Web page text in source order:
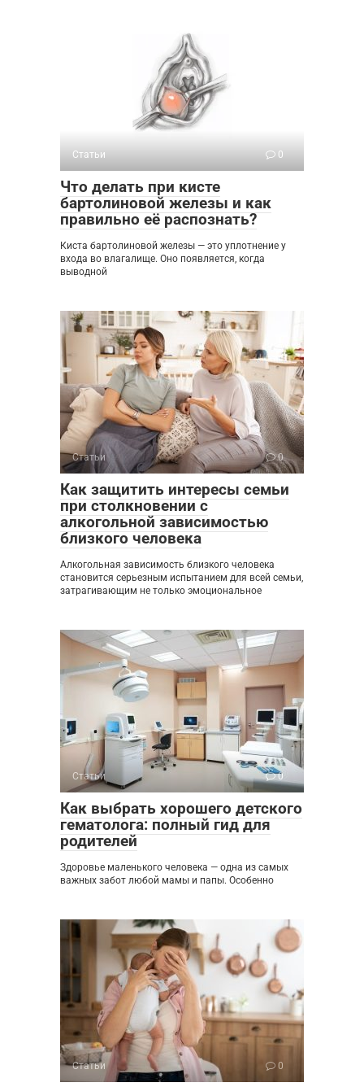
Статьи 0
Что делать при кисте
бартолиновой железы и как
правильно её распознать?
Киста бартолиновой железы — это уплотнение у
входа во влагалище. Оно появляется, когда
выводной
Статьи 0
Как защитить интересы семьи
при столкновении с
алкогольной зависимостью
близкого человека
Алкогольная зависимость близкого человека
становится серьезным испытанием для всей семьи,
затрагивающим не только эмоциональное
Статьи 0
Как выбрать хорошего детского
гематолога: полный гид для
родителей
Здоровье маленького человека — одна из самых
важных забот любой мамы и папы. Особенно
Статьи 0